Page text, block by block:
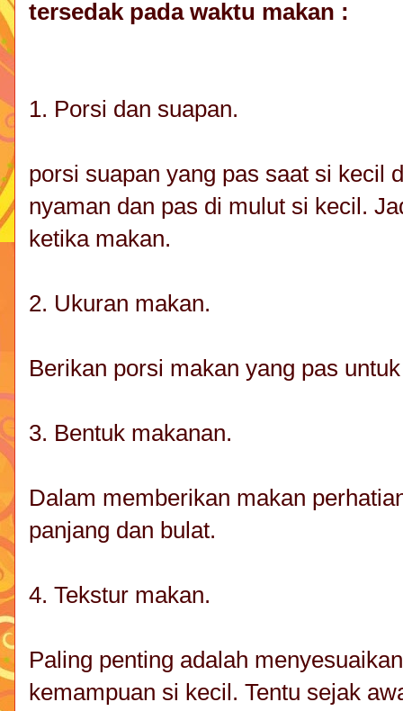
tersedak pada waktu makan :
1. Porsi dan suapan.
porsi suapan yang pas saat si kecil
nyaman dan pas di mulut si kecil.
ketika makan.
2. Ukuran makan.
Berikan porsi makan yang pas
3. Bentuk makanan.
Dalam memberikan makan
panjang dan bulat.
4. Tekstur makan.
Paling penting adalah
kemampuan si kecil. Tentu sejak